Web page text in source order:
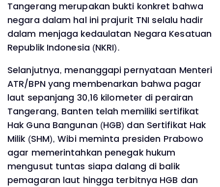
Tangerang merupakan bukti konkret bahwa
negara dalam hal ini prajurit TNI selalu hadir
dalam menjaga kedaulatan Negara Kesatuan
Republik Indonesia (NKRI).
Selanjutnya, menanggapi pernyataan Menteri
ATR/BPN yang membenarkan bahwa pagar
laut sepanjang 30,16 kilometer di perairan
Tangerang, Banten telah memiliki sertifikat
Hak Guna Bangunan (HGB) dan Sertifikat Hak
Milik (SHM), Wibi meminta presiden Prabowo
agar memerintahkan penegak hukum
mengusut tuntas siapa dalang di balik
pemagaran laut hingga terbitnya HGB dan